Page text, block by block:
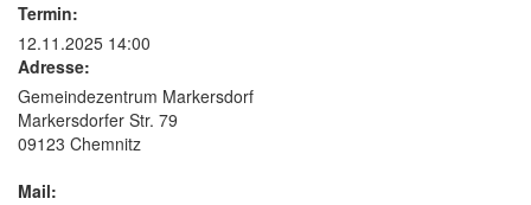
Termin:
12.11.2025 14:00
Adresse:
Gemeindezentrum Markersdorf
Markersdorfer Str. 79
09123 Chemnitz
Mail: